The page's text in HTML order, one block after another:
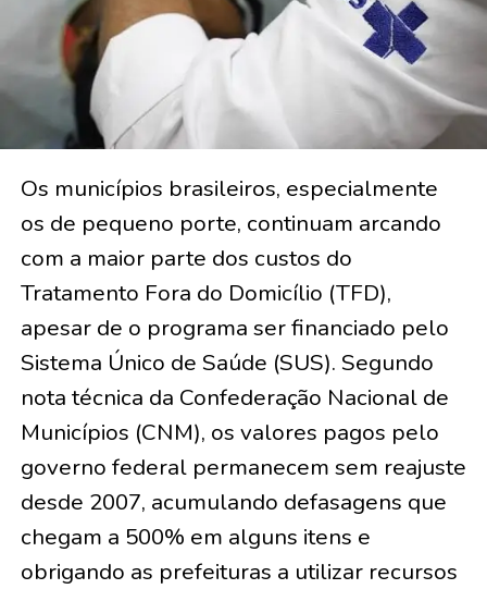
Os municípios brasileiros, especialmente
os de pequeno porte, continuam arcando
com a maior parte dos custos do
Tratamento Fora do Domicílio (TFD),
apesar de o programa ser financiado pelo
Sistema Único de Saúde (SUS). Segundo
nota técnica da Confederação Nacional de
Municípios (CNM), os valores pagos pelo
governo federal permanecem sem reajuste
desde 2007, acumulando defasagens que
chegam a 500% em alguns itens e
obrigando as prefeituras a utilizar recursos